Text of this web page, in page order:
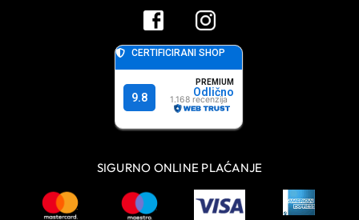
SIGURNO ONLINE PLAĆANJE